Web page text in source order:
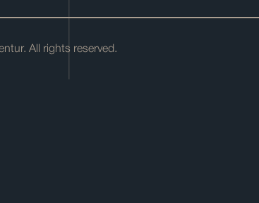
All rights reserved.